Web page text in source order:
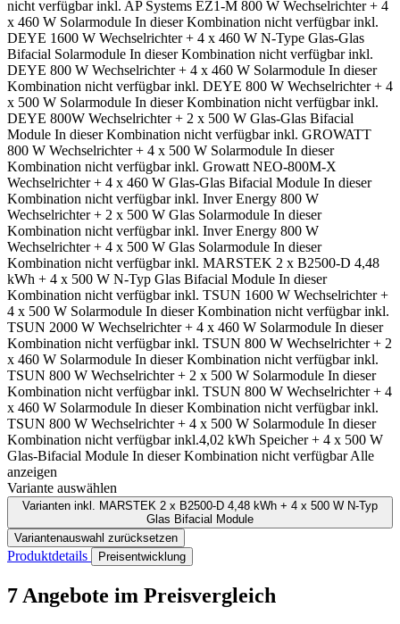
nicht verfügbar inkl. AP Systems EZ1-M 800 W Wechselrichter + 4
x 460 W Solarmodule In dieser Kombination nicht verfügbar inkl.
DEYE 1600 W Wechselrichter + 4 x 460 W N-Type Glas-Glas
Bifacial Solarmodule In dieser Kombination nicht verfügbar inkl.
DEYE 800 W Wechselrichter + 4 x 460 W Solarmodule In dieser
Kombination nicht verfügbar inkl. DEYE 800 W Wechselrichter + 4
x 500 W Solarmodule In dieser Kombination nicht verfügbar inkl.
DEYE 800W Wechselrichter + 2 x 500 W Glas-Glas Bifacial
Module In dieser Kombination nicht verfügbar inkl. GROWATT
800 W Wechselrichter + 4 x 500 W Solarmodule In dieser
Kombination nicht verfügbar inkl. Growatt NEO-800M-X
Wechselrichter + 4 x 460 W Glas-Glas Bifacial Module In dieser
Kombination nicht verfügbar inkl. Inver Energy 800 W
Wechselrichter + 2 x 500 W Glas Solarmodule In dieser
Kombination nicht verfügbar inkl. Inver Energy 800 W
Wechselrichter + 4 x 500 W Glas Solarmodule In dieser
Kombination nicht verfügbar inkl. MARSTEK 2 x B2500-D 4,48
kWh + 4 x 500 W N-Typ Glas Bifacial Module In dieser
Kombination nicht verfügbar inkl. TSUN 1600 W Wechselrichter +
4 x 500 W Solarmodule In dieser Kombination nicht verfügbar inkl.
TSUN 2000 W Wechselrichter + 4 x 460 W Solarmodule In dieser
Kombination nicht verfügbar inkl. TSUN 800 W Wechselrichter + 2
x 460 W Solarmodule In dieser Kombination nicht verfügbar inkl.
TSUN 800 W Wechselrichter + 2 x 500 W Solarmodule In dieser
Kombination nicht verfügbar inkl. TSUN 800 W Wechselrichter + 4
x 460 W Solarmodule In dieser Kombination nicht verfügbar inkl.
TSUN 800 W Wechselrichter + 4 x 500 W Solarmodule In dieser
Kombination nicht verfügbar inkl.4,02 kWh Speicher + 4 x 500 W
Glas-Bifacial Module In dieser Kombination nicht verfügbar Alle
anzeigen
Variante auswählen
Varianten
Glas Bifacial Module
Variantenauswahl zurücksetzen
Produktdetails Preisentwicklung
7 Angebote im Preisvergleich